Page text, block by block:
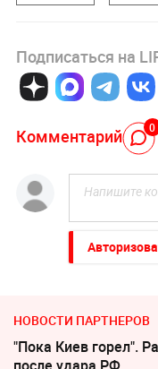
Подписаться на
Комментарий 0
НОВОСТИ ПАРТНЕРОВ
"Пока Киев горел".
после удара РФ